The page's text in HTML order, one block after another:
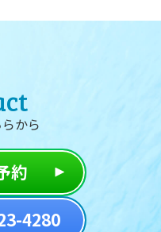
から
約
4280